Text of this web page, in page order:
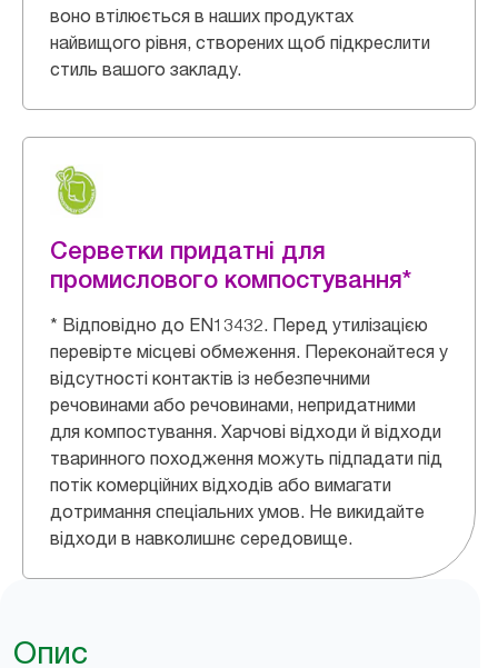
воно втілюється в наших продуктах
найвищого рівня, створених щоб підкреслити
стиль вашого закладу.
Серветки придатні для
промислового компостування*
* Відповідно до EN13432. Перед утилізацією
перевірте місцеві обмеження. Переконайтеся у
відсутності контактів із небезпечними
речовинами або речовинами, непридатними
для компостування. Харчові відходи й відходи
тваринного походження можуть підпадати під
потік комерційних відходів або вимагати
дотримання спеціальних умов. Не викидайте
відходи в навколишнє середовище.
Опис